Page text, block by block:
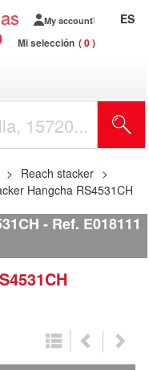
My account
Mi selección 0
ES
Reach stacker
Hangcha RS4531CH
Ref. E018111